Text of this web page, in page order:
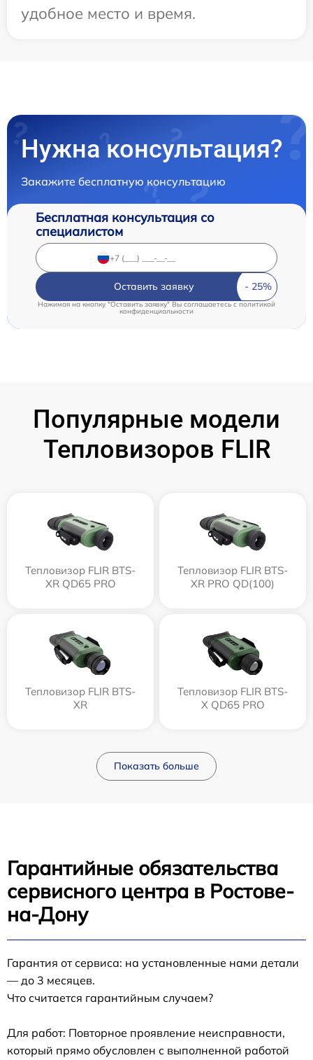
удобное место и время.
Нужна консультация?
Закажите бесплатную консультацию
Бесплатная консультация со
специалистом
Оставить заявку
Нажимая на кнопку "Оставить заявку" Вы соглашаетесь c политикой
конфиденциальности
Популярные модели
Тепловизоров FLIR
Тепловизор FLIR BTS-
XR QD65 PRO
Тепловизор FLIR BTS-
XR PRO QD(100)
Тепловизор FLIR BTS-
XR
Тепловизор FLIR BTS-
X QD65 PRO
Показать больше
Гарантийные обязательства
сервисного центра в Ростове-
на-Дону
Гарантия от сервиса: на установленные нами детали
— до 3 месяцев.
Что считается гарантийным случаем?
Для работ: Повторное проявление неисправности,
который прямо обусловлен с выполненной работой